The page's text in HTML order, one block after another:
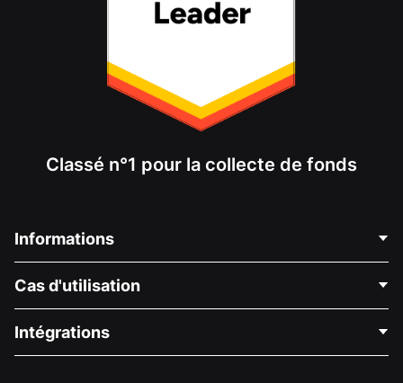
Classé n°1 pour la collecte de fonds
Informations
À propos de nous
Carrières
Cas d'utilisation
Collecte de fonds médicale
Intégrations